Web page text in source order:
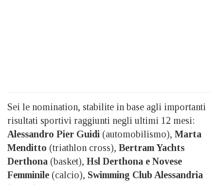
Sei le nomination, stabilite in base agli importanti
risultati sportivi raggiunti negli ultimi 12 mesi:
Alessandro Pier Guidi (automobilismo), Marta
Menditto (triathlon cross), Bertram Yachts
Derthona (basket), Hsl Derthona e Novese
Femminile (calcio), Swimming Club Alessandria